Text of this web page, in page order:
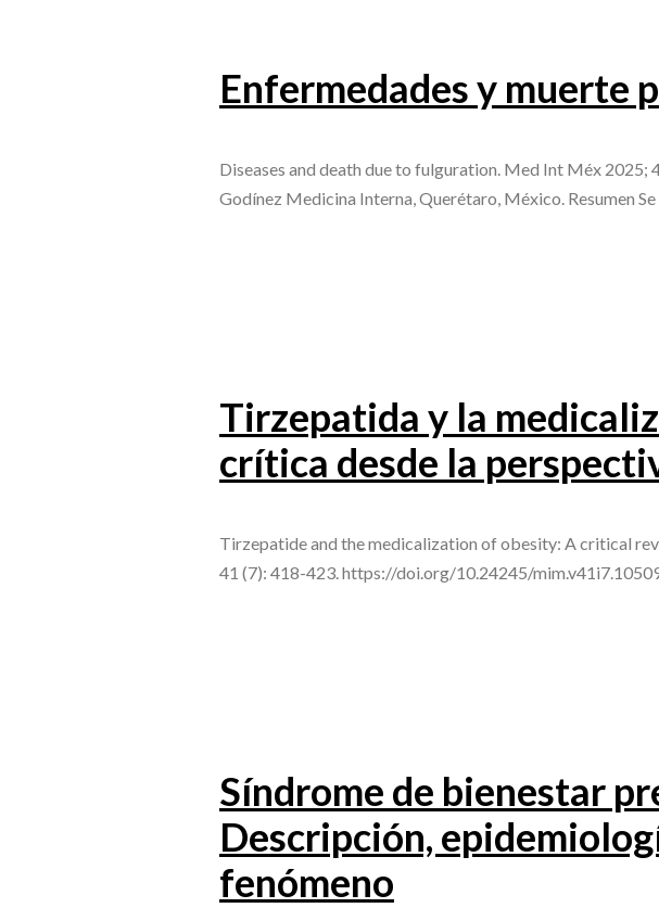
Enfermedades y muerte
Diseases and death due to fulguration. Med Int Méx
Godínez Medicina Interna, Querétaro, México. Resumen
Tirzepatida y la
crítica desde la
Tirzepatide and the medicalization of obesity: A critical
41 (7): 418-423. https://doi.org/10.24245/
Síndrome de bienestar
Descripción,
fenómeno